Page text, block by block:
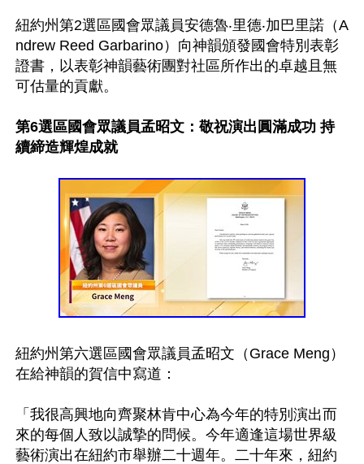
紐約州第2選區國會眾議員安德魯‧里德‧加巴里諾（A
ndrew Reed Garbarino）向神韻頒發國會特別表彰
證書，以表彰神韻藝術團對社區所作出的卓越且無
可估量的貢獻。
第6選區國會眾議員孟昭文：敬祝演出圓滿成功 持
續締造輝煌成就
紐約州第六選區國會眾議員孟昭文（Grace Meng）
在給神韻的賀信中寫道：
「我很高興地向齊聚林肯中心為今年的特別演出而
來的每個人致以誠摯的問候。今年適逢這場世界級
藝術演出在紐約市舉辦二十週年。二十年來，紐約